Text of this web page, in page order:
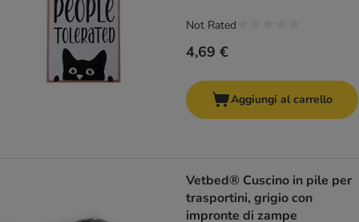
4,69 €
Not Rated
Aggiungi al carrello
Vetbed® Cuscino in pile per
trasportini, grigio con
impronte di zampe